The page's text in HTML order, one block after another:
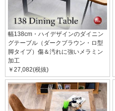
幅138cm・ハイデザインのダイニン
グテーブル（ダークブラウン・ロ型
脚タイプ）傷＆汚れに強いメラミン
加工
￥27,082(税抜)